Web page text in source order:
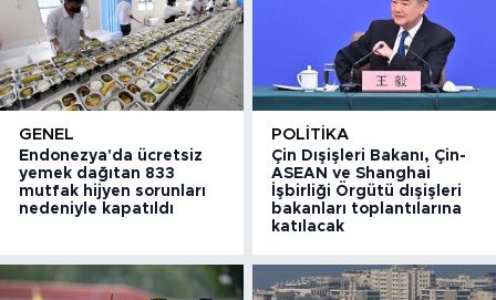
GENEL
Endonezya'da ücretsiz
yemek dağıtan 833
mutfak hijyen sorunları
nedeniyle kapatıldı
POLITIKA
Çin Dışişleri Bakanı, Çin-
ASEAN ve Shanghai
İşbirliği Örgütü dışişleri
bakanları toplantılarına
katılacak